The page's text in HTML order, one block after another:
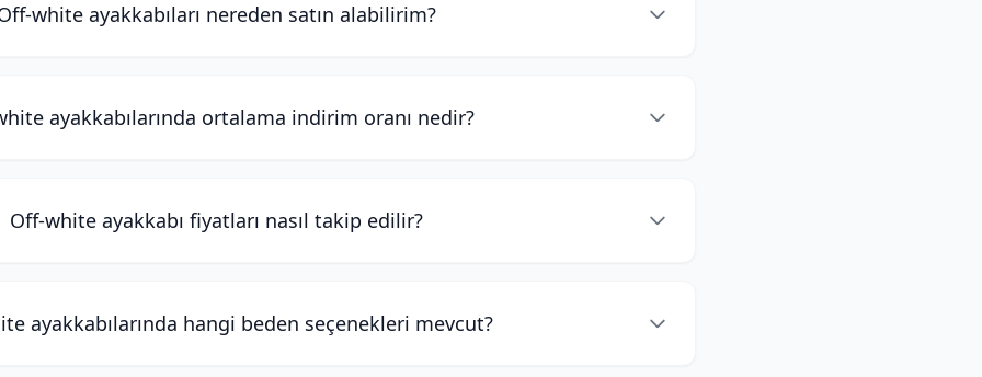
white ayakkabıları nereden satın alabilirim?
ayakkabılarında ortalama indirim oranı nedir?
Off-white ayakkabı fiyatları nasıl takip edilir?
ayakkabılarında hangi beden seçenekleri mevcut?